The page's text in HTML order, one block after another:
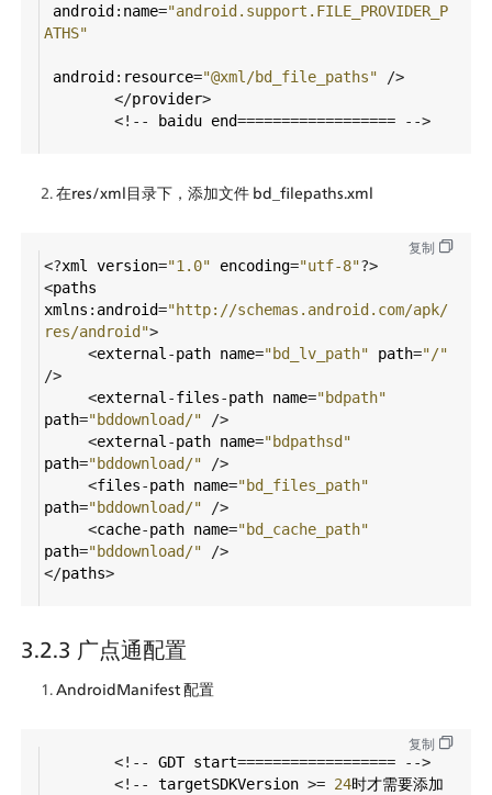
android : name="android.support.FILE_PROVIDER_P
ATHS"
android : resource="@xml/bd_file_paths"
/>
</provider>
<!--
baidu end================== -->
在res/xml目录下，添加文件 bd_filepaths.xml
复制
<?xml version="1.0" encoding="utf-8"?>
<paths
xmlns : android="http://schemas.android.com/apk/
res/android">
<external -path name="bd_lv_path" path="/"
/>
<external -files-path name="bdpath"
path="bddownload/"
/>
<external -path name="bdpathsd"
path="bddownload/"
/>
<files-path name="bd_files_path"
path="bddownload/"
/>
<cache-path name="bd_cache_path"
path="bddownload/"
/>
</paths>
3.2.3 广点通配置
AndroidManifest 配置
复制
<!-- GDT start==================
-->
<!--
targetSDKVersion >= 24时才需要添加